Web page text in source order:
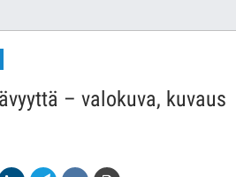
– valokuva, kuvaus